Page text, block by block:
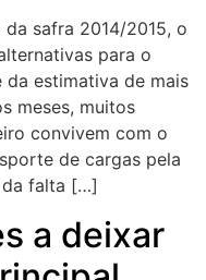
safra 2014/2015, o
para o
estimativa de mais
meses, muitos
convivem com o
de cargas pela
da falta […]
a deixar